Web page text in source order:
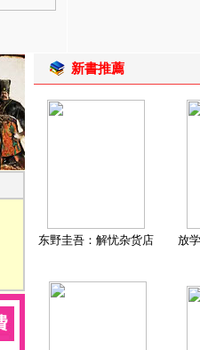
新書推薦
东野圭吾：解忧杂货店 放